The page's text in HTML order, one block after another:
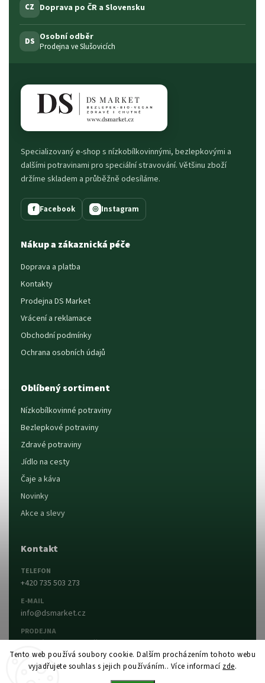
Tento web používá soubory cookie. Dalším procházením tohoto webu
vyjadřujete souhlas s jejich používáním.. Více informací zde.
CZ Doprava po ČR a Slovensku
DS Osobní odběr
Prodejna ve Slušovicích
Specializovaný e-shop s nízkobílkovinnými, bezlepkovými a
dalšími potravinami pro speciální stravování. Většinu zboží
držíme skladem a průběžně odesíláme.
f Facebook ◎ Instagram
Nákup a zákaznická péče
Doprava a platba
Kontakty
Prodejna DS Market
Vrácení a reklamace
Obchodní podmínky
Ochrana osobních údajů
Oblíbený sortiment
Nízkobílkovinné potraviny
Bezlepkové potraviny
Zdravé potraviny
Jídlo na cesty
Čaje a káva
Novinky
Akce a slevy
Kontakt
TELEFON
+420 735 503 273
E-MAIL
info@dsmarket.cz
PRODEJNA
Dlouhá 90, 763 15 Slušovice
Napsat nám Prodejna a otevírací doba